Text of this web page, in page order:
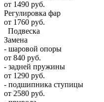
от 1490 руб.
Регулировка фар
от 1760 руб.
Подвеска
Замена
- шаровой опоры
от 840 руб.
- задней пружины
от 1290 руб.
- подшипника ступицы
от 2580 руб.